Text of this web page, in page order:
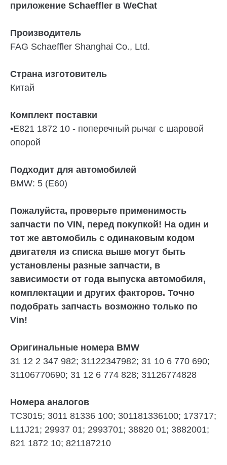
приложение Schaeffler в WeChat
Производитель
FAG Schaeffler Shanghai Co., Ltd.
Страна изготовитель
Китай
Комплект поставки
•E821 1872 10 - поперечный рычаг с шаровой
опорой
Подходит для автомобилей
BMW: 5 (E60)
Пожалуйста, проверьте применимость
запчасти по VIN, перед покупкой! На один и
тот же автомобиль с одинаковым кодом
двигателя из списка выше могут быть
установлены разные запчасти, в
зависимости от года выпуска автомобиля,
комплектации и других факторов. Точно
подобрать запчасть возможно только по
Vin!
Оригинальные номера BMW
31 12 2 347 982; 31122347982; 31 10 6 770 690;
31106770690; 31 12 6 774 828; 31126774828
Номера аналогов
TC3015; 3011 81336 100; 301181336100; 173717;
L11J21; 29937 01; 2993701; 38820 01; 3882001;
821 1872 10; 821187210